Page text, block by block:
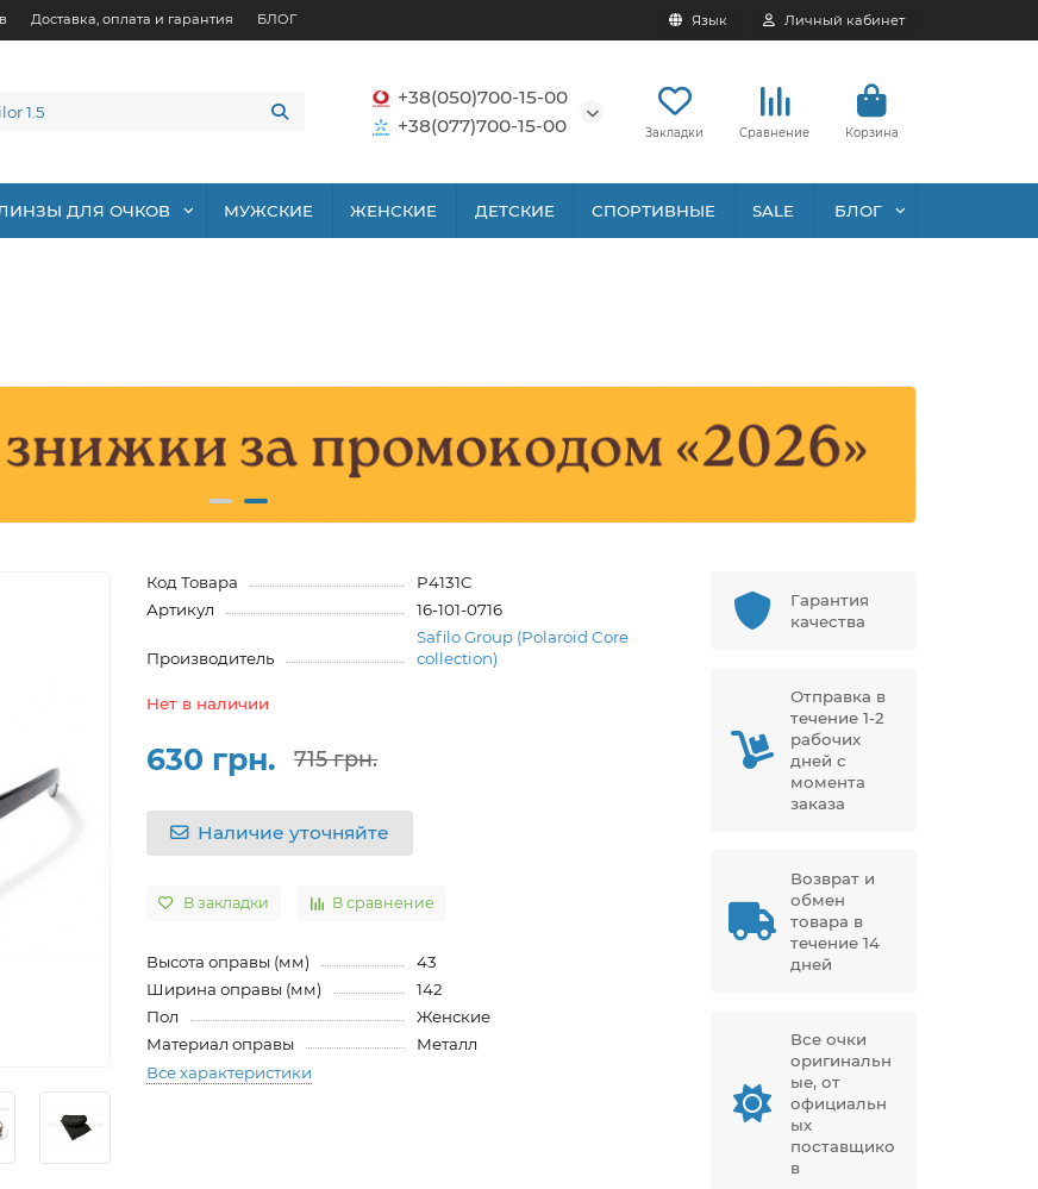
Доставка, оплата и гарантия БЛОГ Язык Личный кабинет
+38(050)700-15-00
+38(077)700-15-00
Закладки Сравнение Корзина
ДЛЯ ОЧКОВ МУЖСКИЕ ЖЕНСКИЕ ДЕТСКИЕ СПОРТИВНЫЕ SALE БЛОГ
Код Товара
P4131C
Артикул
16-101-0716
Производитель
Safilo Group (Polaroid Core
collection)
Нет в наличии
630 грн. 715 грн.
Наличие уточняйте
В закладки В сравнение
Высота оправы (мм)
43
Ширина оправы (мм)
142
Пол
Женские
Материал оправы
Металл
Все характеристики
Гарантия
качества
Отправка в
течение 1-2
рабочих
дней с
момента
заказа
Возврат и
обмен
товара в
течение 14
дней
Все очки
оригинальн
ые, от
официальн
ых
поставщико
в